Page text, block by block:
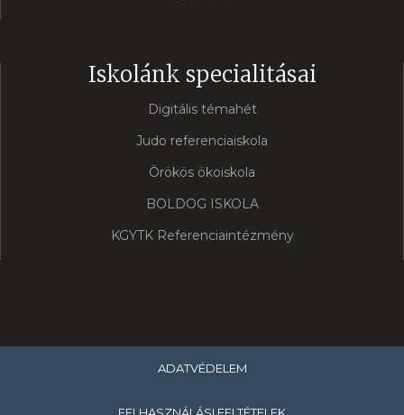
Iskolánk specialitásai
Digitális témahét
Judo referenciaiskola
Örökös ökoiskola
BOLDOG ISKOLA
KGYTK Referenciaintézmény
ADATVÉDELEM